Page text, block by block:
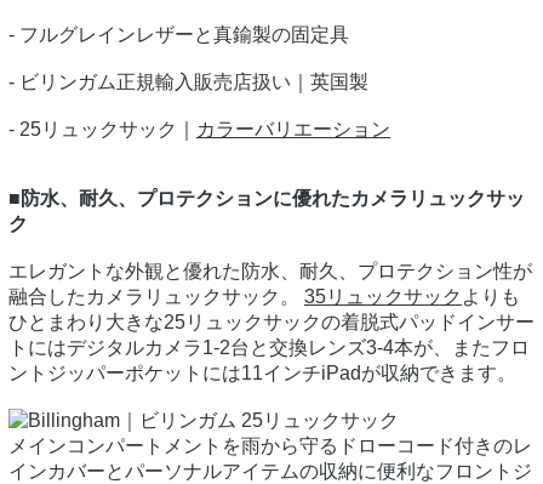
- フルグレインレザーと真鍮製の固定具
- ビリンガム正規輸入販売店扱い｜英国製
- 25リュックサック｜ カラーバリエーション
■防水、耐久、プロテクションに優れたカメラリュックサッ
ク
エレガントな外観と優れた防水、耐久、プロテクション性が
融合したカメラリュックサック。 35リュックサック よりも
ひとまわり大きな25リュックサックの着脱式パッドインサー
トにはデジタルカメラ1-2台と交換レンズ3-4本が、またフロ
ントジッパーポケットには11インチiPadが収納できます。
メインコンパートメントを雨から守るドローコード付きのレ
インカバーとパーソナルアイテムの収納に便利なフロントジ